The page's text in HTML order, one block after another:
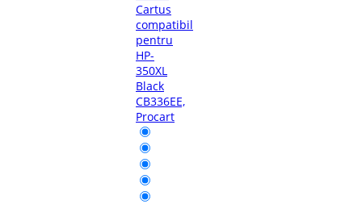
Cartus
compatibil
pentru
HP-
350XL
Black
CB336EE,
Procart